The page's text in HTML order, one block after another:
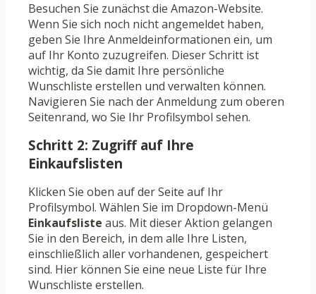
Besuchen Sie zunächst die Amazon-Website.
Wenn Sie sich noch nicht angemeldet haben,
geben Sie Ihre Anmeldeinformationen ein, um
auf Ihr Konto zuzugreifen. Dieser Schritt ist
wichtig, da Sie damit Ihre persönliche
Wunschliste erstellen und verwalten können.
Navigieren Sie nach der Anmeldung zum oberen
Seitenrand, wo Sie Ihr Profilsymbol sehen.
Schritt 2: Zugriff auf Ihre
Einkaufslisten
Klicken Sie oben auf der Seite auf Ihr
Profilsymbol. Wählen Sie im Dropdown-Menü
Einkaufsliste aus. Mit dieser Aktion gelangen
Sie in den Bereich, in dem alle Ihre Listen,
einschließlich aller vorhandenen, gespeichert
sind. Hier können Sie eine neue Liste für Ihre
Wunschliste erstellen.